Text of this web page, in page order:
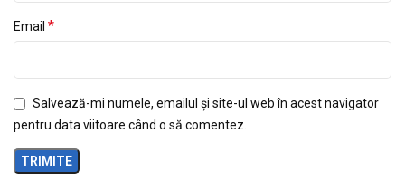
Email *
Salvează-mi numele, emailul și site-ul web în acest navigator
pentru data viitoare când o să comentez.